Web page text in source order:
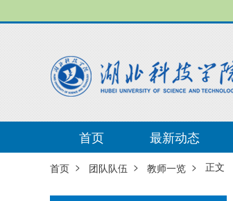
首页 最新动态
首页 > 团队队伍 > 教师一览 > 正文